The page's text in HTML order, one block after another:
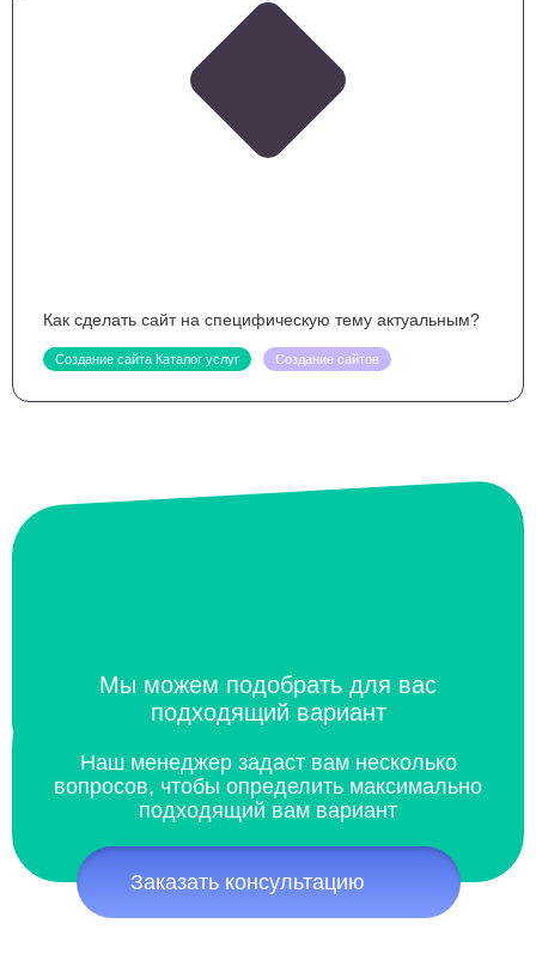
Как сделать сайт на специфическую тему актуальным?
Создание сайта Каталог услуг Создание сайтов
Мы можем подобрать для вас
подходящий вариант
Наш менеджер задаст вам несколько
вопросов, чтобы определить максимально
подходящий вам вариант
Заказать консультацию